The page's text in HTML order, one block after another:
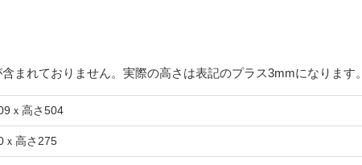
まれておりません。実際の高さは表記のプラス3mmになります。
ｘ高さ504
ｘ高さ275